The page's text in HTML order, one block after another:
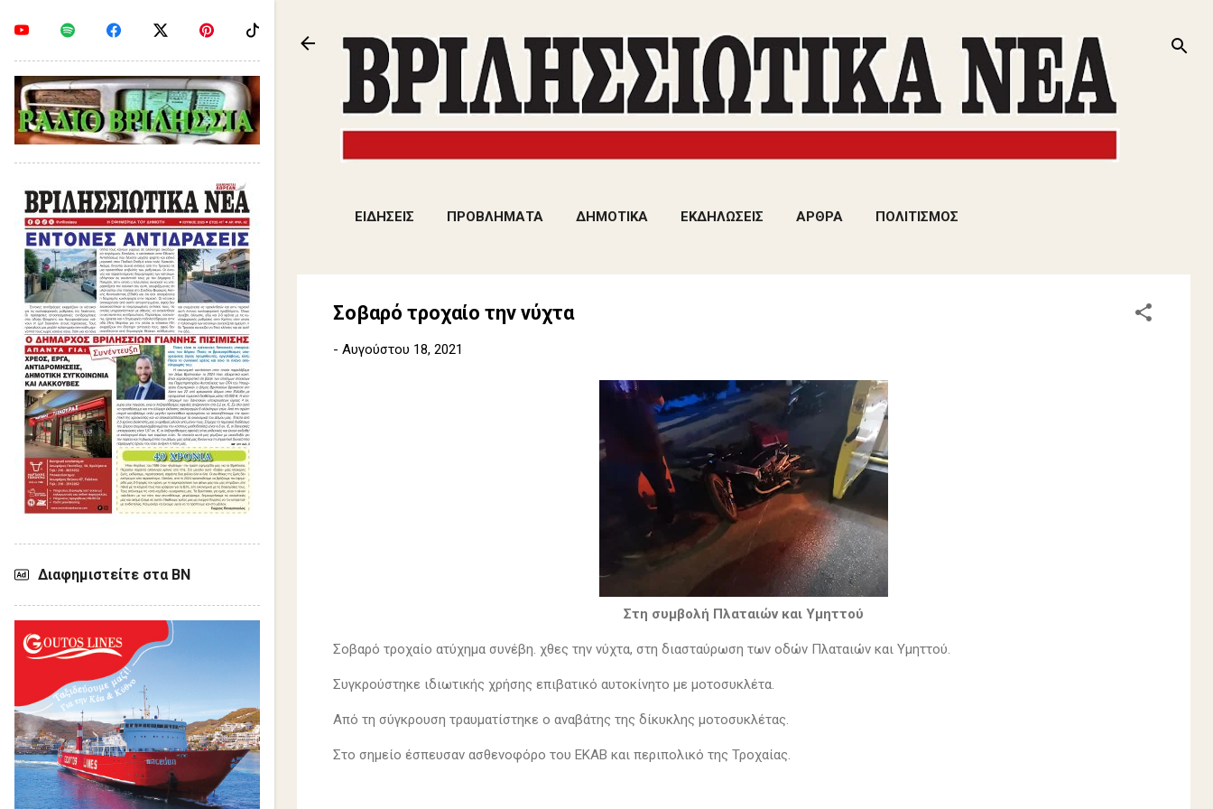
ΕΙΔΗΣΕΙΣ ΠΡΟΒΛΗΜΑΤΑ ΔΗΜΟΤΙΚΑ ΕΚΔΗΛΩΣΕΙΣ ΑΡΘΡΑ ΠΟΛΙΤΙΣΜΟΣ
Σοβαρό τροχαίο την νύχτα
- Αυγούστου 18, 2021
Στη συμβολή Πλαταιών και Υμηττού
Σοβαρό τροχαίο ατύχημα συνέβη. χθες την νύχτα, στη διασταύρωση των οδών Πλαταιών και Υμηττού.
Συγκρούστηκε ιδιωτικής χρήσης επιβατικό αυτοκίνητο με μοτοσυκλέτα.
Από τη σύγκρουση τραυματίστηκε ο αναβάτης της δίκυκλης μοτοσυκλέτας.
Στο σημείο έσπευσαν ασθενοφόρο του ΕΚΑΒ και περιπολικό της Τροχαίας.
Διαφημιστείτε στα ΒΝ